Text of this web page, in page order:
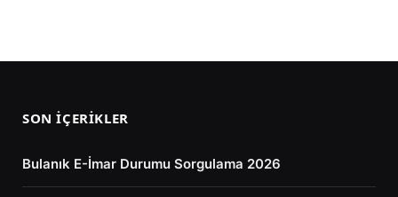
SON İÇERIKLER
Bulanık E-İmar Durumu Sorgulama 2026